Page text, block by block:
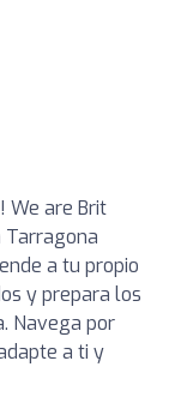
We are Brit
Tarragona
a tu propio
y prepara los
Navega por
a ti y